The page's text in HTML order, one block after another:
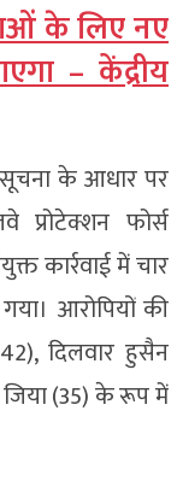
के लिए नए
– केंद्रीय
सूचना के आधार पर
प्रोटेक्शन फोर्स
कार्रवाई में चार
आरोपियों की
दिलवार हुसैन
(35) के रूप में